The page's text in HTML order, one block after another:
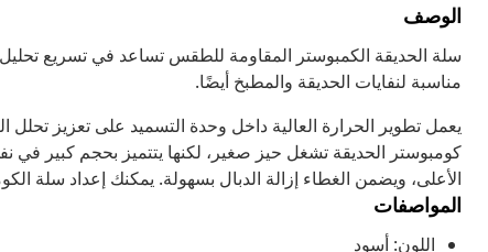
الوصف
سلة الحديقة الكمبوستر المقاومة للطقس تساعد في تسريع
مناسبة لنفايات الحديقة والمطبخ أيضًا.
يعمل تطوير الحرارة العالية داخل وحدة التسميد على تعزيز
كومبوستر الحديقة تشغل حيز صغير، لكنها يتتميز بحجم كبير
الأعلى، ويضمن الغطاء إزالة الدبال بسهولة. يمكنك إعداد سلة
المواصفات
اللون: أسود